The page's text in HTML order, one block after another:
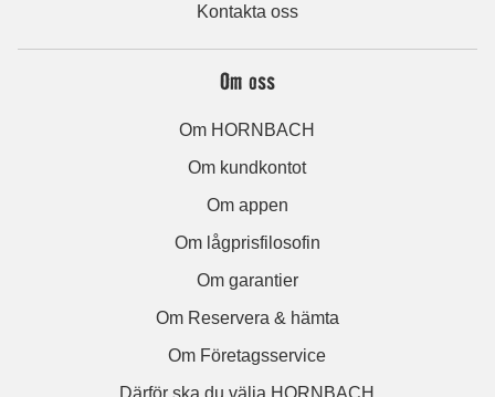
Kontakta oss
Om oss
Om HORNBACH
Om kundkontot
Om appen
Om lågprisfilosofin
Om garantier
Om Reservera & hämta
Om Företagsservice
Därför ska du välja HORNBACH